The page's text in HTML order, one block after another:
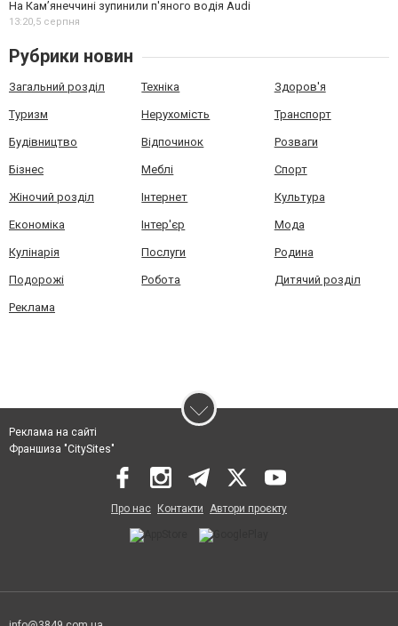
На Камʼянеччині зупинили п'яного водія Audi
13:20, 5 серпня
Рубрики новин
Загальний розділ Техніка Здоров'я
Туризм Нерухомість Транспорт
Будівництво Відпочинок Розваги
Бізнес Меблі Спорт
Жіночий розділ Інтернет Культура
Економіка Інтер'єр Мода
Кулінарія Послуги Родина
Подорожі Робота Дитячий розділ
Реклама
Реклама на сайті
Франшиза "CitySites"
Про нас Контакти Автори проєкту